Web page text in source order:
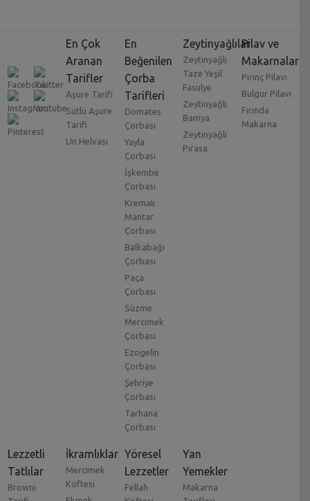
En Çok
Aranan
Tarifler
Aşure Tarifi
Sütlü Aşure
Tarifi
Un Helvası
En
Beğenilen
Çorba
Tarifleri
Domates
Çorbası
Yayla
Çorbası
İşkembe
Çorbası
Kremalı
Mantar
Çorbası
Balkabağı
Çorbası
Paça
Çorbası
Süzme
Mercimek
Çorbası
Ezogelin
Çorbası
Şehriye
Çorbası
Tarhana
Çorbası
Zeytinyağlılar
Zeytinyağlı
Taze Yeşil
Fasulye
Zeytinyağlı
Bamya
Zeytinyağlı
Pırasa
Pilav ve
Makarnalar
Pirinç Pilavı
Bulgur Pilavı
Fırında
Makarna
Lezzetli
Tatlılar
Browni
İkramlıklar
Mercimek
Köftesi
Yöresel
Lezzetler
Fellah
Yan
Yemekler
Makarna